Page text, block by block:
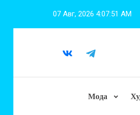
07 Авг, 2026 4:07:52 AM
Мода